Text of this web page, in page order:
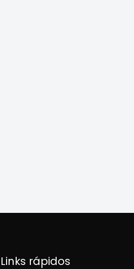
Links rápidos